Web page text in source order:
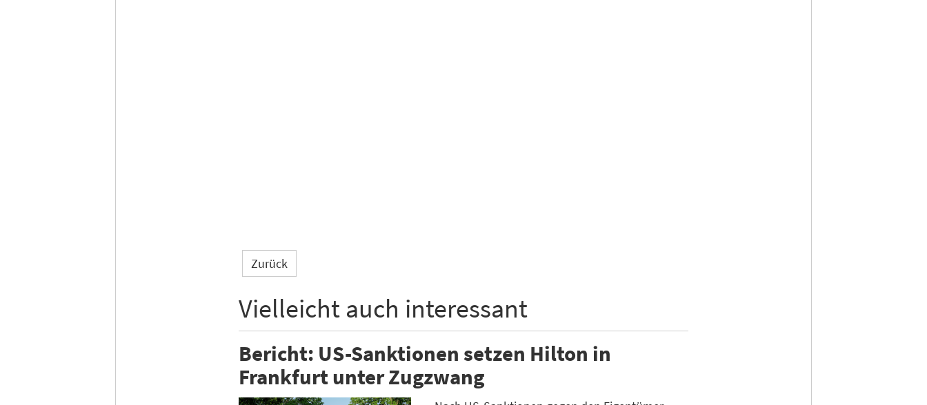
Zurück
Vielleicht auch interessant
Bericht: US-Sanktionen setzen Hilton in
Frankfurt unter Zugzwang